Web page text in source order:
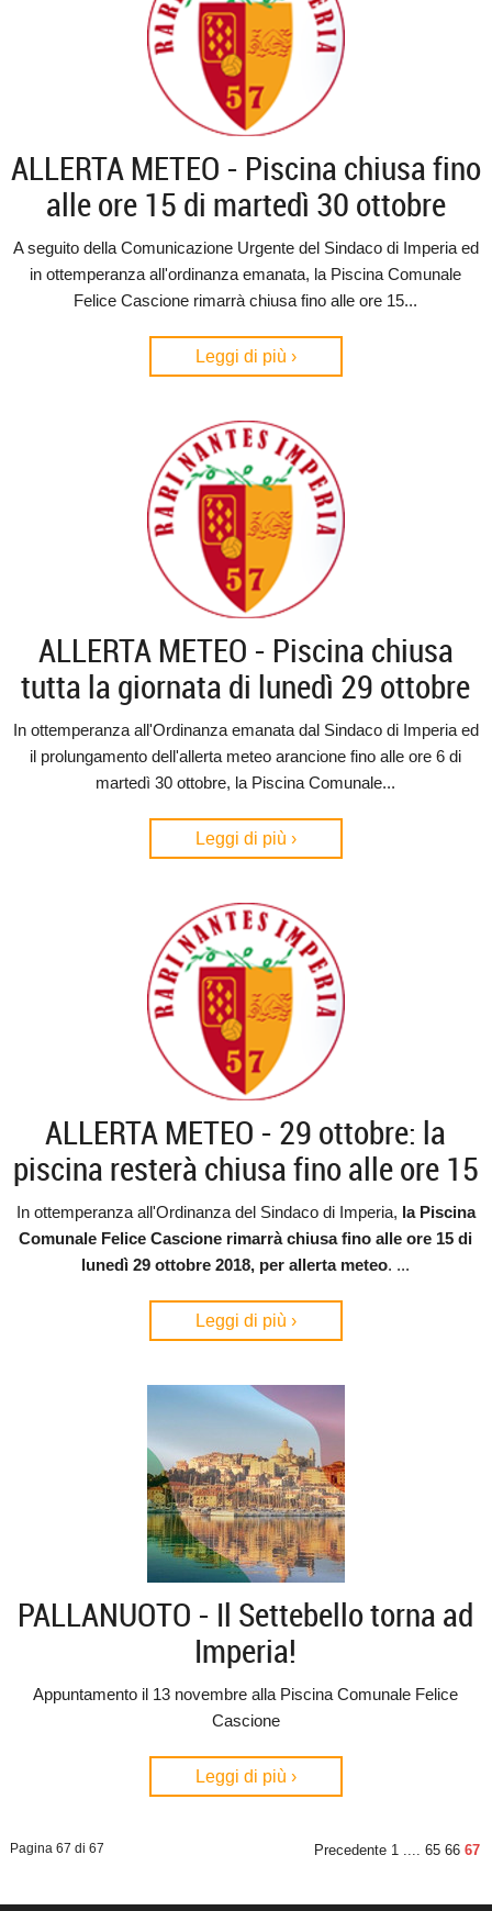
ALLERTA METEO - Piscina chiusa fino
alle ore 15 di martedì 30 ottobre
A seguito della Comunicazione Urgente del Sindaco di Imperia ed
in ottemperanza all'ordinanza emanata, la Piscina Comunale
Felice Cascione rimarrà chiusa fino alle ore 15...
Leggi di più ›
ALLERTA METEO - Piscina chiusa
tutta la giornata di lunedì 29 ottobre
In ottemperanza all'Ordinanza emanata dal Sindaco di Imperia ed
il prolungamento dell'allerta meteo arancione fino alle ore 6 di
martedì 30 ottobre, la Piscina Comunale...
Leggi di più ›
ALLERTA METEO - 29 ottobre: la
piscina resterà chiusa fino alle ore 15
In ottemperanza all'Ordinanza del Sindaco di Imperia, la Piscina
Comunale Felice Cascione rimarrà chiusa fino alle ore 15 di
lunedì 29 ottobre 2018, per allerta meteo. ...
Leggi di più ›
PALLANUOTO - Il Settebello torna ad
Imperia!
Appuntamento il 13 novembre alla Piscina Comunale Felice
Cascione
Leggi di più ›
Pagina 67 di 67 Precedente 1 .... 65 66 67